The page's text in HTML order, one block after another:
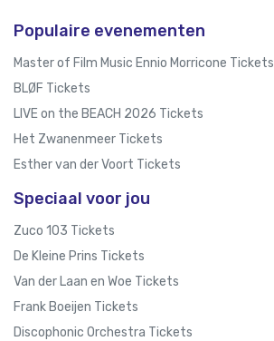
Populaire evenementen
Master of Film Music Ennio Morricone Tickets
BLØF Tickets
LIVE on the BEACH 2026 Tickets
Het Zwanenmeer Tickets
Esther van der Voort Tickets
Speciaal voor jou
Zuco 103 Tickets
De Kleine Prins Tickets
Van der Laan en Woe Tickets
Frank Boeijen Tickets
Discophonic Orchestra Tickets